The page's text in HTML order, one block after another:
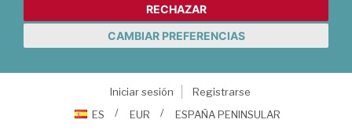
RECHAZAR
CAMBIAR PREFERENCIAS
Iniciar sesión
Registrarse
ES
EUR ESPAÑA PENINSULAR